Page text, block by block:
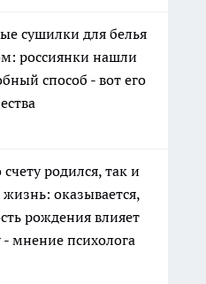
сушилки для белья
россиянки нашли
способ - вот его
родился, так и
оказывается,
рождения влияет
- мнение психолога